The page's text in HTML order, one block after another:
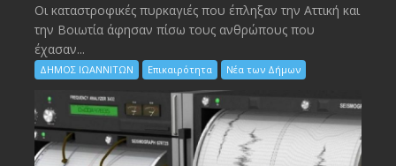
Οι καταστροφικές πυρκαγιές που έπληξαν την Αττική και
την Bοιωτία άφησαν πίσω τους ανθρώπους που
έχασαν...
ΔΗΜΟΣ ΙΩΑΝΝΙΤΩΝ Επικαιρότητα Νέα των Δήμων